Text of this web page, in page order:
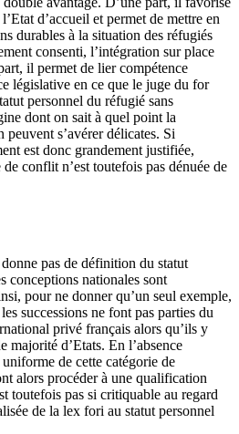
d’accueil et permet de mettre en
durables à la situation des réfugiés
consenti, l’intégration sur place
il permet de lier compétence
législative en ce que le juge du for
personnel du réfugié sans
dont on sait à quel point la
s’avérer délicates. Si
est donc grandement justifiée,
conflit n’est toutefois pas dénuée de
pas de définition du statut
conceptions nationales sont
pour ne donner qu’un seul exemple,
successions ne font pas parties du
privé français alors qu’ils y
majorité d’Etats. En l’absence
de cette catégorie de
alors procéder à une qualification
toutefois pas si critiquable au regard
de la lex fori au statut personnel